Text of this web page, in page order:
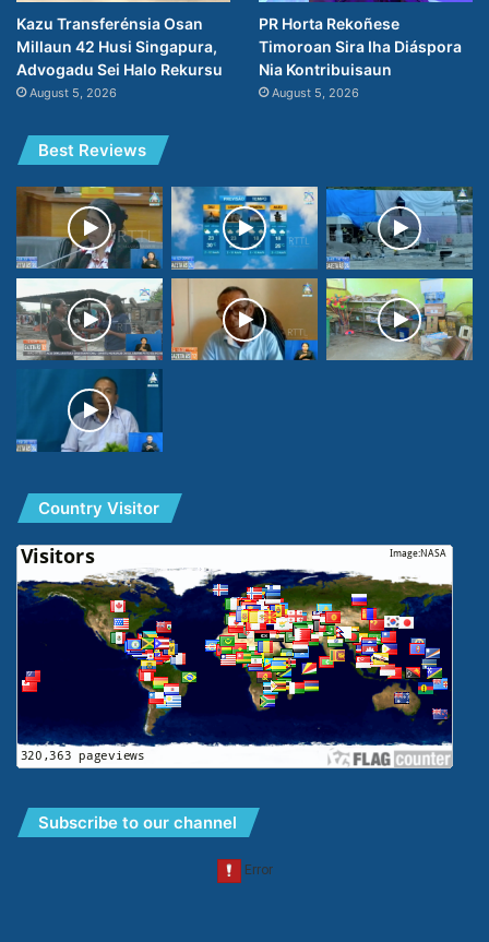
Kazu Transferénsia Osan
Millaun 42 Husi Singapura,
Advogadu Sei Halo Rekursu
August 5, 2026
PR Horta Rekoñese
Timoroan Sira Iha Diáspora
Nia Kontribuisaun
August 5, 2026
Best Reviews
Country Visitor
Subscribe to our channel